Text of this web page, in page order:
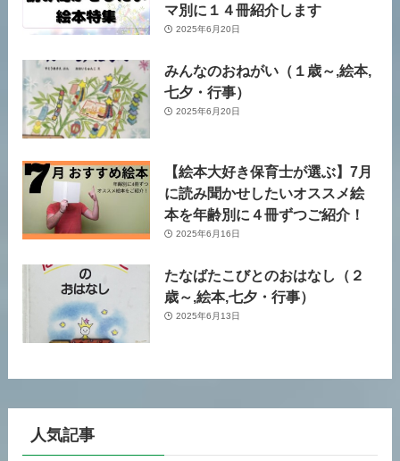
マ別に１４冊紹介します
2025年6月20日
みんなのおねがい（１歳～,絵本,
七夕・行事）
2025年6月20日
【絵本大好き保育士が選ぶ】7月
に読み聞かせしたいオススメ絵
本を年齢別に４冊ずつご紹介！
2025年6月16日
たなばたこびとのおはなし（２
歳～,絵本,七夕・行事）
2025年6月13日
人気記事